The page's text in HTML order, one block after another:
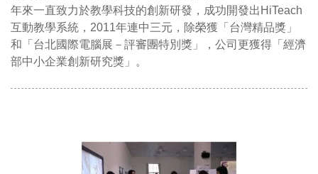
年來一直致力於教學科技的創新研發，成功開發出HiTeach
互動教學系統，2011年連中三元，除榮獲「台灣精品獎」
和「台北國際電腦展－評審團特別獎」，公司更獲得「經濟
部中小企業創新研究獎」。